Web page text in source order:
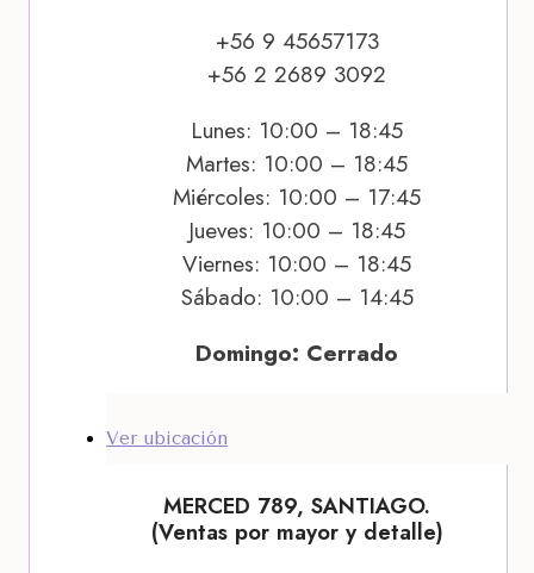
+56 9 45657173
+56 2 2689 3092
Lunes: 10:00 – 18:45
Martes: 10:00 – 18:45
Miércoles: 10:00 – 17:45
Jueves: 10:00 – 18:45
Viernes: 10:00 – 18:45
Sábado: 10:00 – 14:45
Domingo: Cerrado
Ver ubicación
MERCED 789, SANTIAGO.
(Ventas por mayor y detalle)